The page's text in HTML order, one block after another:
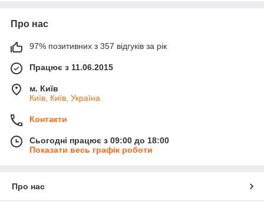
Про нас
97% позитивних з 357 відгуків за рік
Працює з 11.06.2015
м. Київ
Київ, Київ, Україна
Контакти
Сьогодні працює з 09:00 до 18:00
Показати весь графік роботи
Про нас